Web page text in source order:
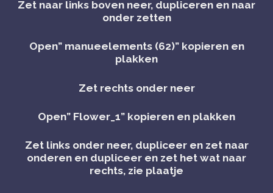
Zet naar links boven neer, dupliceren en naar
onder zetten
Open” manueelements (62)” kopieren en
plakken
Zet rechts onder neer
Open” Flower_1” kopieren en plakken
Zet links onder neer, dupliceer en zet naar
onderen en dupliceer en zet het wat naar
rechts, zie plaatje